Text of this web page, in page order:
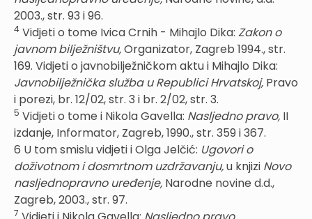
2003., str. 93 i 96.
4 Vidjeti o tome Ivica Crnih - Mihajlo Dika: Zakon o
javnom bilježništvu,Organizator, Zagreb 1994., str.
169. Vidjeti o javnobilježničkom aktu i Mihajlo Dika:
Javnobilježnička služba u Republici Hrvatskoj, Pravo
i porezi, br. 12/02, str. 3 i br. 2/02, str. 3.
5 Vidjeti o tome i Nikola Gavella: Nasljedno pravo, II
izdanje, Informator, Zagreb, 1990., str. 359 i 367.
6 U tom smislu vidjeti i Olga Jelčić: Ugovori o
doživotnom i dosmrtnom uzdržavanju,u knjizi Novo
nasljednopravno uređenje, Narodne novine d.d.,
Zagreb, 2003., str. 97.
7